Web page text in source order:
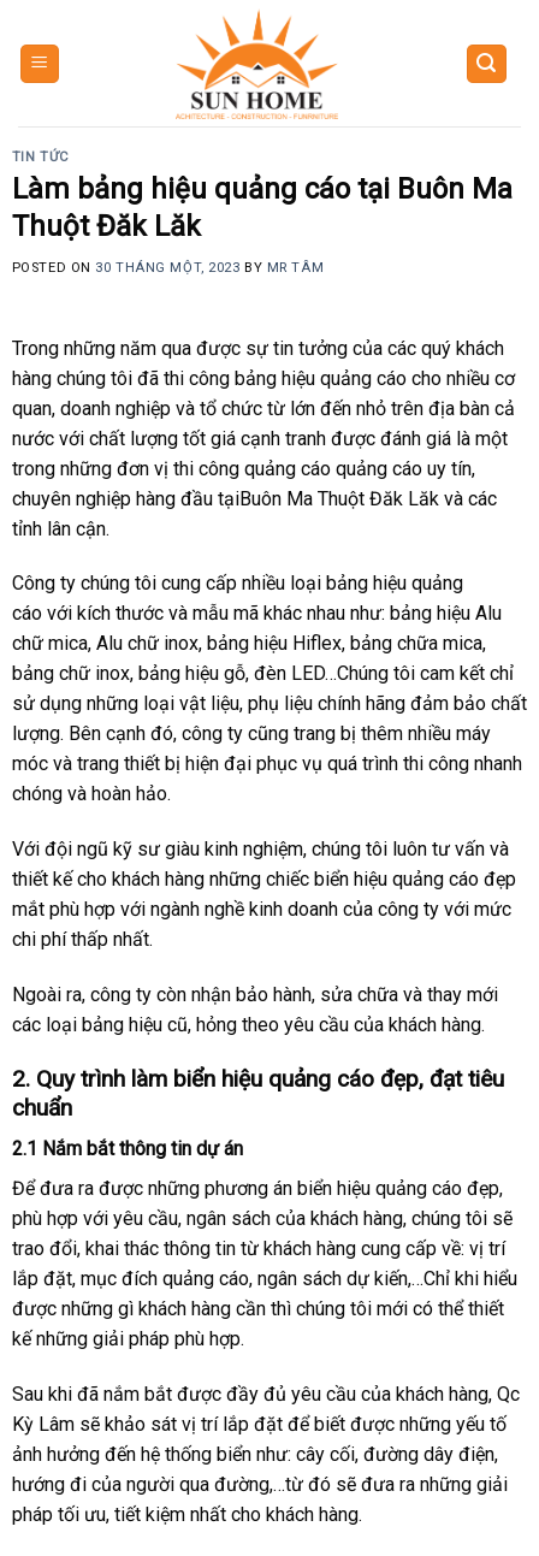
content
TIN TỨC
Làm bảng hiệu quảng cáo tại Buôn Ma
Thuột Đăk Lăk
POSTED ON 30 THÁNG MỘT, 2023 BY MR TÂM
Trong những năm qua được sự tin tưởng của các quý khách
hàng chúng tôi đã thi công bảng hiệu quảng cáo cho nhiều cơ
quan, doanh nghiệp và tổ chức từ lớn đến nhỏ trên địa bàn cả
nước với chất lượng tốt giá cạnh tranh được đánh giá là một
trong những đơn vị thi công quảng cáo quảng cáo uy tín,
chuyên nghiệp hàng đầu tạiBuôn Ma Thuột Đăk Lăk và các
tỉnh lân cận.
Công ty chúng tôi cung cấp nhiều loại bảng hiệu quảng
cáo với kích thước và mẫu mã khác nhau như: bảng hiệu Alu
chữ mica, Alu chữ inox, bảng hiệu Hiflex, bảng chữa mica,
bảng chữ inox, bảng hiệu gỗ, đèn LED…Chúng tôi cam kết chỉ
sử dụng những loại vật liệu, phụ liệu chính hãng đảm bảo chất
lượng. Bên cạnh đó, công ty cũng trang bị thêm nhiều máy
móc và trang thiết bị hiện đại phục vụ quá trình thi công nhanh
chóng và hoàn hảo.
Với đội ngũ kỹ sư giàu kinh nghiệm, chúng tôi luôn tư vấn và
thiết kế cho khách hàng những chiếc biển hiệu quảng cáo đẹp
mắt phù hợp với ngành nghề kinh doanh của công ty với mức
chi phí thấp nhất.
Ngoài ra, công ty còn nhận bảo hành, sửa chữa và thay mới
các loại bảng hiệu cũ, hỏng theo yêu cầu của khách hàng.
2. Quy trình làm biển hiệu quảng cáo đẹp, đạt tiêu
chuẩn
2.1 Nắm bắt thông tin dự án
Để đưa ra được những phương án biển hiệu quảng cáo đẹp,
phù hợp với yêu cầu, ngân sách của khách hàng, chúng tôi sẽ
trao đổi, khai thác thông tin từ khách hàng cung cấp về: vị trí
lắp đặt, mục đích quảng cáo, ngân sách dự kiến,…Chỉ khi hiểu
được những gì khách hàng cần thì chúng tôi mới có thể thiết
kế những giải pháp phù hợp.
Sau khi đã nắm bắt được đầy đủ yêu cầu của khách hàng, Qc
Kỳ Lâm sẽ khảo sát vị trí lắp đặt để biết được những yếu tố
ảnh hưởng đến hệ thống biển như: cây cối, đường dây điện,
hướng đi của người qua đường,…từ đó sẽ đưa ra những giải
pháp tối ưu, tiết kiệm nhất cho khách hàng.